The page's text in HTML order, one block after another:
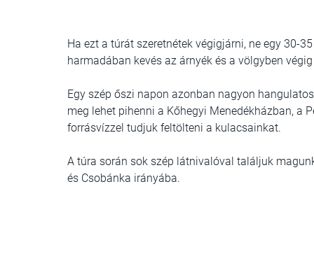
Ha ezt a túrát szeretnétek végigjárni, ne egy 30-
harmadában kevés az árnyék és a völgyben
Egy szép őszi napon azonban nagyon
meg lehet pihenni a Kőhegyi Menedékházban, a
forrásvízzel tudjuk feltölteni a kulacsainkat.
A túra során sok szép látnivalóval találjuk
és Csobánka irányába.